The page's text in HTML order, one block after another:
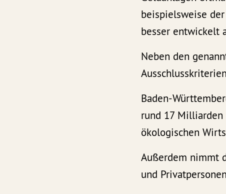
beispielsweise
besser entwickelt
Neben den
Baden-
rund 17 Milliarden
ökologischen
Außerdem nimmt
und